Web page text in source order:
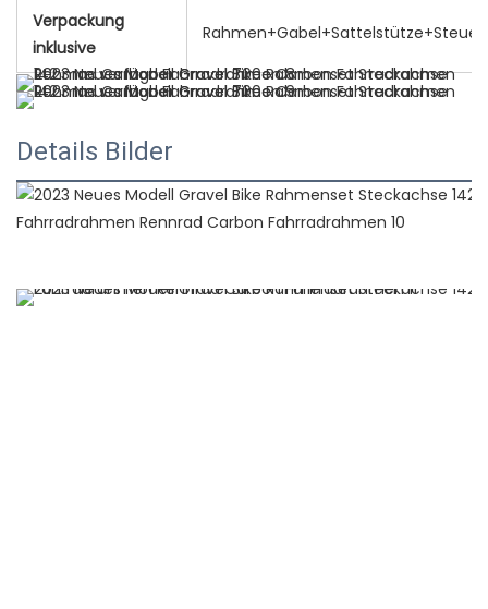
Verpackung
inklusive
Details Bilder